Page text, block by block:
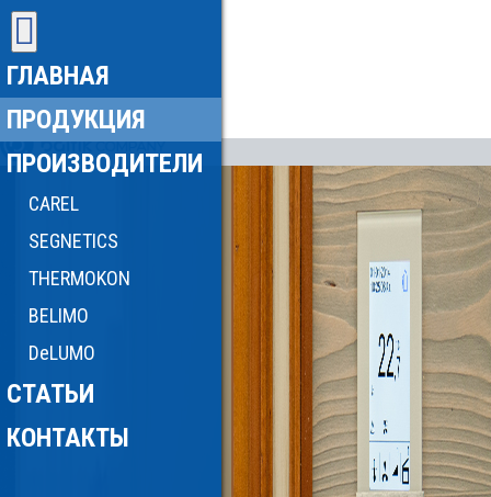
ГЛАВНАЯ
ПРОДУКЦИЯ
ПРОИЗВОДИТЕЛИ
CAREL
SEGNETICS
THERMOKON
BELIMO
DeLUMO
СТАТЬИ
КОНТАКТЫ